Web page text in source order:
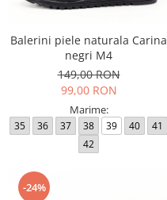
Balerini piele naturala Carina
negri M4
149,00 RON
99,00 RON
Marime:
35 36 37 38 39 40
41
42
-24%